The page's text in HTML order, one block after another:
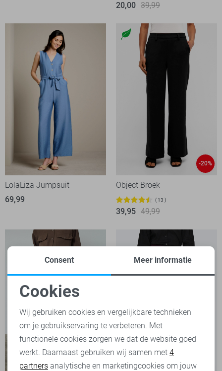
20,00 39,99
LolaLiza Jumpsuit
69,99
-20%
Object Broek
13
39,95 49,99
Noodzakelijke cookies
Personalisatie cookies
Analytische cookies
Consent Meer informatie
Cookies
Wij gebruiken cookies en vergelijkbare technieken
om je gebruikservaring te verbeteren. Met
functionele cookies zorgen we dat de website goed
werkt. Daarnaast gebruiken wij samen met 4
partners analytische en marketingcookies om jouw